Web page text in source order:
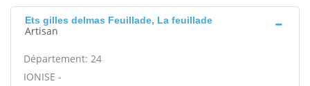
Ets gilles delmas Feuillade, La feuillade
Artisan
Département: 24
IONISE -